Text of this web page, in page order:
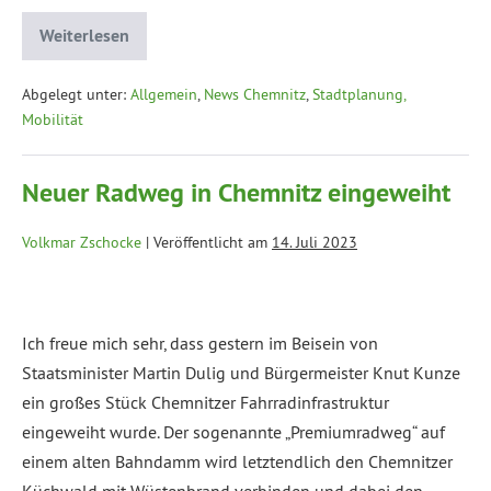
Weiterlesen
Abgelegt unter: Allgemein, News Chemnitz,Stadtplanung,
Mobilität
Neuer Radweg in Chemnitz eingeweiht
Volkmar Zschocke | Veröffentlicht am 14. Juli 2023
Ich freue mich sehr, dass gestern im Beisein von
Staatsminister Martin Dulig und Bürgermeister Knut Kunze
ein großes Stück Chemnitzer Fahrradinfrastruktur
eingeweiht wurde. Der sogenannte „Premiumradweg“ auf
einem alten Bahndamm wird letztendlich den Chemnitzer